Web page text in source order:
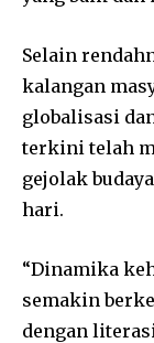
Selain
kalangan
globalisasi
terkini telah
gejolak
hari.
“Dinamika
semakin
dengan